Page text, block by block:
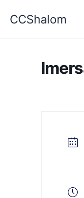
para
conteúdo
CCShalom